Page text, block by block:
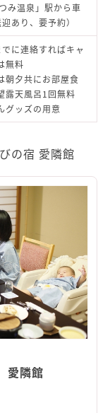
み温泉」駅から車
あり、要予約）
でに連絡すればキャ
無料
朝夕共にお部屋食
露天風呂1回無料
グッズの用意
の宿 愛隣館
隣館